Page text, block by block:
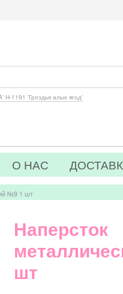
Н-1191 'Гроздья алых ягод'
О НАС
№9 1 шт
Наперсток
шт